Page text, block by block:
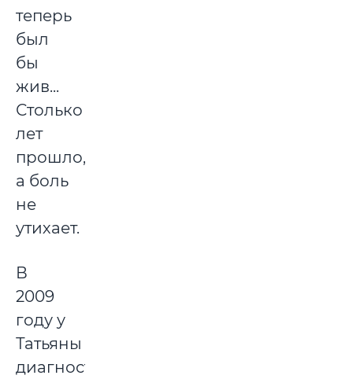
теперь
был
бы
жив...
Столько
лет
прошло,
а боль
не
утихает.
В
2009
году у
Татьяны
диагностируют